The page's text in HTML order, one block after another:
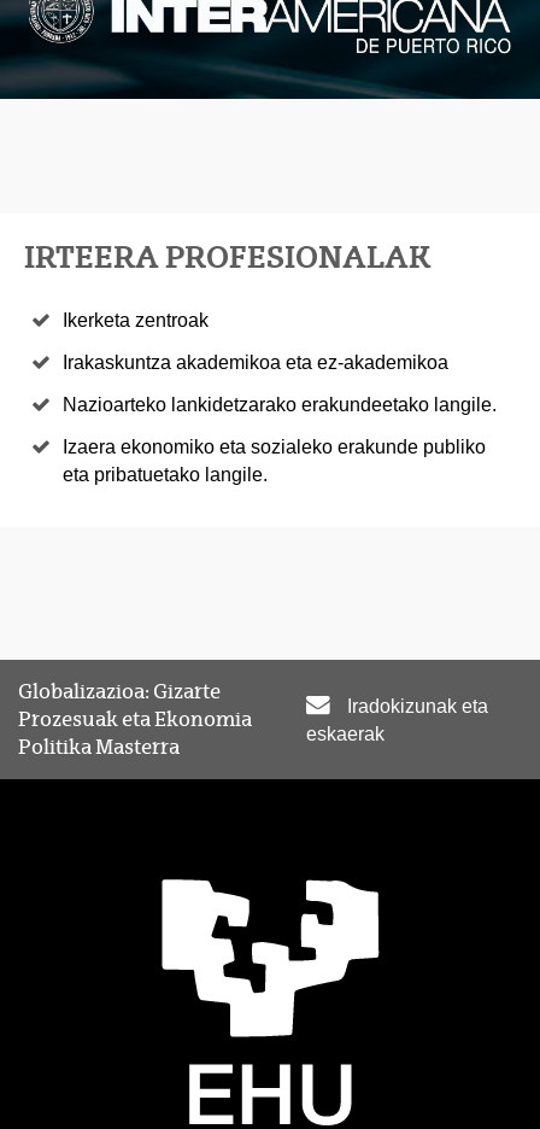
IRTEERA PROFESIONALAK
Ikerketa zentroak
Irakaskuntza akademikoa eta ez-akademikoa
Nazioarteko lankidetzarako erakundeetako langile.
Izaera ekonomiko eta sozialeko erakunde publiko
eta pribatuetako langile.
Globalizazioa: Gizarte
Prozesuak eta Ekonomia
Politika Masterra
Iradokizunak eta
eskaerak